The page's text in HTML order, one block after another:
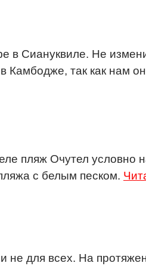
в Сиануквиле. Не
так как нам
пляж Очутел условно
с белым песком.
не для всех. На